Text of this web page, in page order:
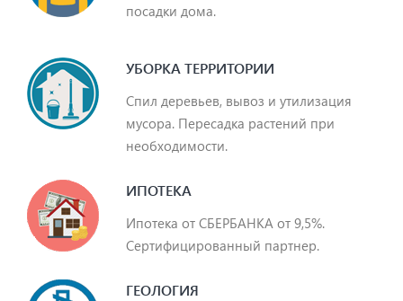
посадки дома.
УБОРКА ТЕРРИТОРИИ
Спил деревьев, вывоз и утилизация
мусора. Пересадка растений при
необходимости.
ИПОТЕКА
Ипотека от СБЕРБАНКА от 9,5%.
Сертифицированный партнер.
ГЕОЛОГИЯ